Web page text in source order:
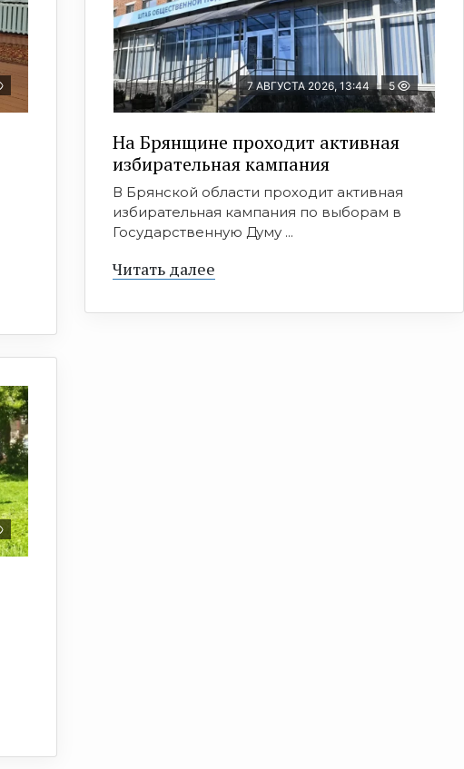
7 АВГУСТА 2026, 13:44 5
На Брянщине проходит активная
избирательная кампания
В Брянской области проходит активная
избирательная кампания по выборам в
Государственную Думу ...
Читать далее